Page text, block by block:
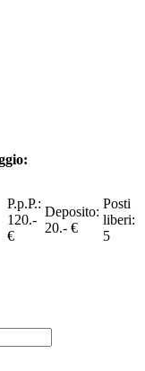
P.p.P.:
120.-
€
Deposito:
20.- €
Posti
liberi:
5